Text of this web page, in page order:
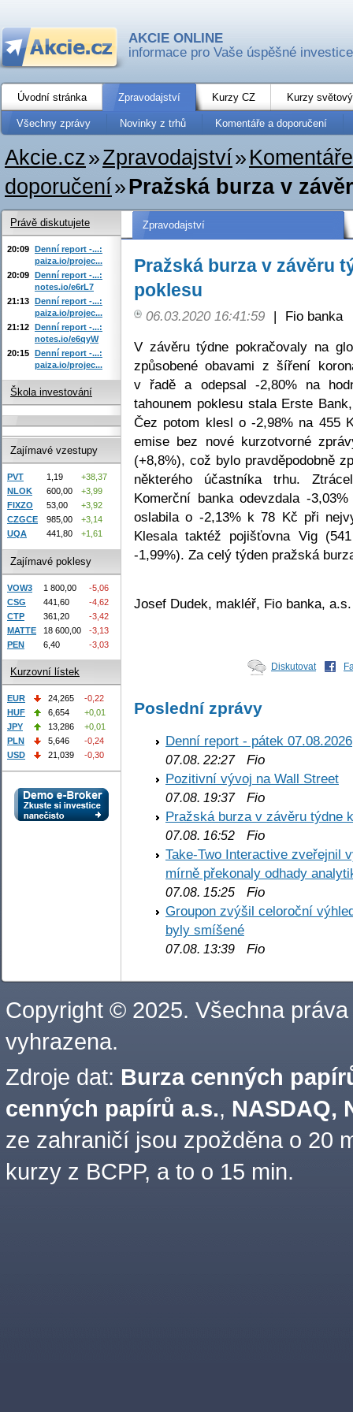
AKCIE ONLINE
informace pro Vaše úspěšné investice
Úvodní stránka Zpravodajství Kurzy CZ Kurzy
Všechny zprávy Novinky z trhů Komentáře a doporučení
Akcie.cz»Zpravodajství»
doporučení»Pražská burza v
Zpravodajství
Pražská burza v závěru
poklesu
06.03.2020 16:41:59 |
Fio banka
V závěru týdne pokračovaly na
způsobené obavami z šíření
v řadě a odepsal -2,80% na
tahounem poklesu stala Erste
Čez potom klesl o -2,98% na 455
emise bez nové kurzotvorné
(+8,8%), což bylo pravděpodobně
některého účastníka trhu.
Komerční banka odevzdala -
oslabila o -2,13% k 78 Kč při
Klesala taktéž pojišťovna Vig
-1,99%). Za celý týden pražská
Josef Dudek, makléř, Fio banka, a.s.
Diskutovat
Poslední zprávy
Denní report - pátek 07.08.2026
07.08. 22:27Fio
Pozitivní vývoj na Wall Street
07.08. 19:37Fio
Pražská burza v závěru týdne
07.08. 16:52 Fio
Take-Two Interactive zveřejnil
mírně překonaly odhady
07.08. 15:25 Fio
Groupon zvýšil celoroční
byly smíšené
07.08. 13:39 Fio
Právě diskutujete
20:09 Denní report -...:
paiza.io/projec...
20:09 Denní report -...:
notes.io/e6rL7
21:13 Denní report -...:
paiza.io/projec...
21:12 Denní report -...:
notes.io/e6qyW
20:15 Denní report -...:
paiza.io/projec...
Škola investování
Zajímavé vzestupy
PVT 1,19
+38,37
NLOK
600,00
+3,99
FIXZO
53,00
+3,92
CZGCE
985,00
+3,14
UQA
441,80 +1,61
Zajímavé poklesy
VOW3 1 800,00
-5,06
CSG
441,60
-4,62
CTP
361,20
-3,42
MATTE
18 600,00
-3,13
PEN
6,40 -3,03
Kurzovní lístek
EUR 24,265
-0,22
HUF
6,654
+0,01
JPY
13,286
+0,01
PLN
5,646
-0,24
USD
21,039 -0,30
Copyright © 2025. Všechna práva
vyhrazena.
Zdroje dat: Burza cenných
cenných papírů a.s., NASDAQ,
ze zahraničí jsou zpožděna o 20
kurzy z BCPP, a to o 15 min.